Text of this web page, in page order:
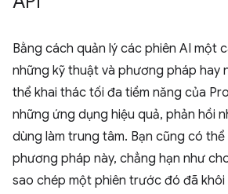
Bằng cách quản lý các phiên AI một
những kỹ thuật và phương pháp hay
thể khai thác tối đa tiềm năng của
những ứng dụng hiệu quả, phản hồi
dùng làm trung tâm. Bạn cũng có
phương pháp này, chẳng hạn như
sao chép một phiên trước đó đã